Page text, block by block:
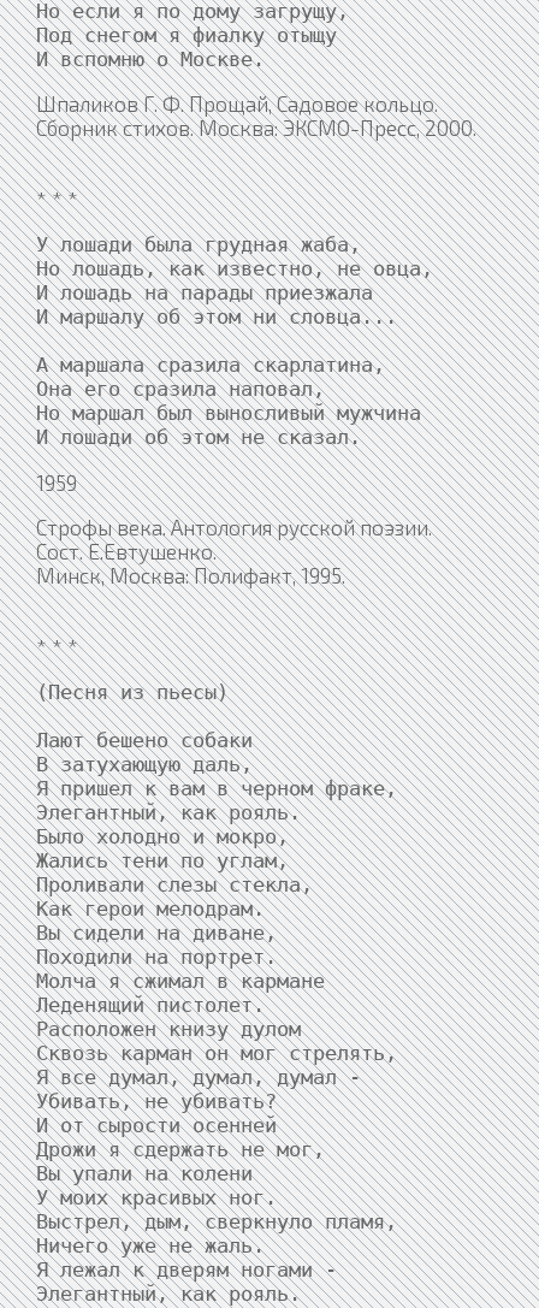
Но если я по дому загрущу,
Под снегом я фиалку отыщу
Шпаликов Г. Ф. Прощай, Садовое кольцо.
Сборник стихов. Москва: ЭКСМО-Пресс, 2000.
* * *
У лошади была грудная жаба,
Но лошадь, как известно, не овца,
И лошадь на парады приезжала
И маршалу об этом ни словца...
А маршала сразила скарлатина,
Она его сразила наповал,
Но маршал был выносливый мужчина
И лошади об этом не сказал.
1959
Строфы века. Антология русской поэзии.
Сост. Е.Евтушенко.
Минск, Москва: Полифакт, 1995.
* * *
(Песня из пьесы)
Лают бешено собаки
В затухающую даль,
Я пришел к вам в черном фраке,
Элегантный, как рояль.
Было холодно и мокро,
Жались тени по углам,
Проливали слезы стекла,
Как герои мелодрам.
Вы сидели на диване,
Походили на портрет.
Молча я сжимал в кармане
Леденящий пистолет.
Расположен книзу дулом
Сквозь карман он мог стрелять,
Я все думал, думал, думал -
Убивать, не убивать?
И от сырости осенней
Дрожи я сдержать не мог,
Вы упали на колени
У моих красивых ног.
Выстрел, дым, сверкнуло пламя,
Ничего уже не жаль.
Я лежал к дверям ногами -
Элегантный, как рояль.